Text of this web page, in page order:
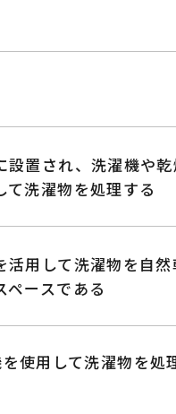
設置され、洗濯機や乾
て洗濯物を処理する
活用して洗濯物を自然
ペースである
使用して洗濯物を処